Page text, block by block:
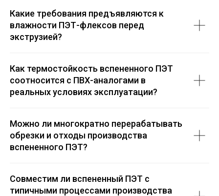
Какие требования предъявляются к
влажности ПЭТ-флексов перед
экструзией?
Как термостойкость вспененного ПЭТ
соотносится с ПВХ-аналогами в
реальных условиях эксплуатации?
Можно ли многократно перерабатывать
обрезки и отходы производства
вспененного ПЭТ?
Совместим ли вспененный ПЭТ с
типичными процессами производства